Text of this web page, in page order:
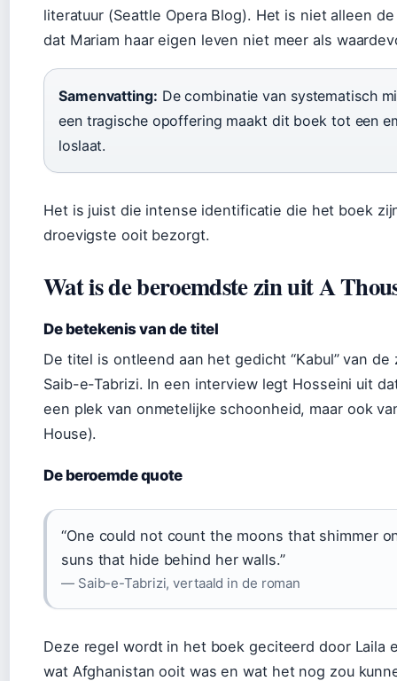
literatuur (Seattle Opera Blog). Het is niet alleen
dat Mariam haar eigen leven niet meer als
Samenvatting: De combinatie van systematisch
een tragische opoffering maakt dit boek tot een
loslaat.
Het is juist die intense identificatie die het boek
droevigste ooit bezorgt.
Wat is de beroemdste zin uit A
De betekenis van de titel
De titel is ontleend aan het gedicht “Kabul” van
Saib-e-Tabrizi. In een interview legt Hosseini uit
een plek van onmetelijke schoonheid, maar ook
House).
De beroemde quote
“One could not count the moons that shimmer
suns that hide behind her walls.”
— Saib-e-Tabrizi, vertaald in de roman
Deze regel wordt in het boek geciteerd door Laila
wat Afghanistan ooit was en wat het nog zou